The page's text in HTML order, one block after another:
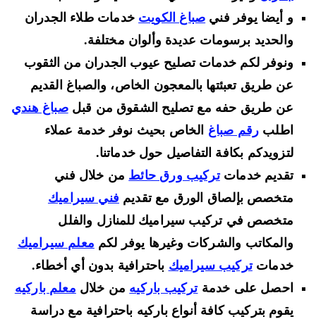
و أيضا يوفر فنيصباغ الكويتخدمات طلاء الجدران
والحديد برسومات عديدة وألوان مختلفة.
ونوفر لكم خدمات تصليح عيوب الجدران من الثقوب
عن طريق تعبئتها بالمعجون الخاص، والصباغ القديم
عن طريق حفه مع تصليح الشقوق من قبلصباغ هندي
اطلبرقم صباغالخاص بحيث نوفر خدمة عملاء
لتزويدكم بكافة التفاصيل حول خدماتنا.
تقديم خدماتتركيب ورق حائطمن خلال فني
متخصص بإلصاق الورق مع تقديمفني سيراميك
متخصص في تركيب سيراميك للمنازل والفلل
والمكاتب والشركات وغيرها يوفر لكممعلم سيراميك
خدماتتركيب سيراميكباحترافية بدون أي أخطاء.
احصل على خدمةتركيب باركيه من خلالمعلم باركيه
يقوم بتركيب كافة أنواع باركيه باحترافية مع دراسة